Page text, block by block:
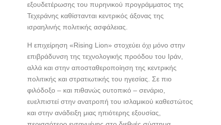
εξουδετέρωσης του πυρηνικού προγράμματος της
Τεχεράνης καθίστανται κεντρικός άξονας της
ισραηλινής πολιτικής ασφάλειας.
Η επιχείρηση «Rising Lion» στοχεύει όχι μόνο στην
επιβράδυνση της τεχνολογικής προόδου του Ιράν,
αλλά και στην αποσταθεροποίηση της κεντρικής
πολιτικής και στρατιωτικής του ηγεσίας. Σε πιο
φιλόδοξο – και πιθανώς ουτοπικό – σενάριο,
ευελπιστεί στην ανατροπή του ισλαμικού καθεστώτος
και στην ανάδειξη μιας ηπιότερης εξουσίας,